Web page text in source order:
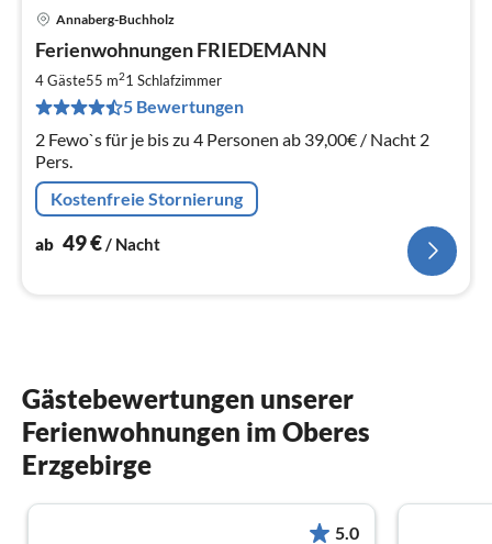
Annaberg-Buchholz
Ferienwohnungen FRIEDEMANN
4 Gäste55 m21 Schlafzimmer
5 Bewertungen
2 Fewo`s für je bis zu 4 Personen ab 39,00€ / Nacht 2
Pers.
Kostenfreie Stornierung
ab 49€/ Nacht
Gästebewertungen unserer
Ferienwohnungen im Oberes
Erzgebirge
5.0